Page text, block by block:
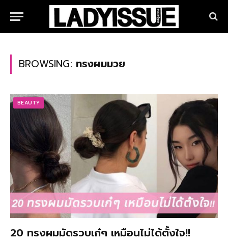
BROWSING: ทรงผมมวย
BEAUTY
20 ทรงผมมัดรวบเก๋ๆ เหมือนไม่ได้ตั้งใจ!!